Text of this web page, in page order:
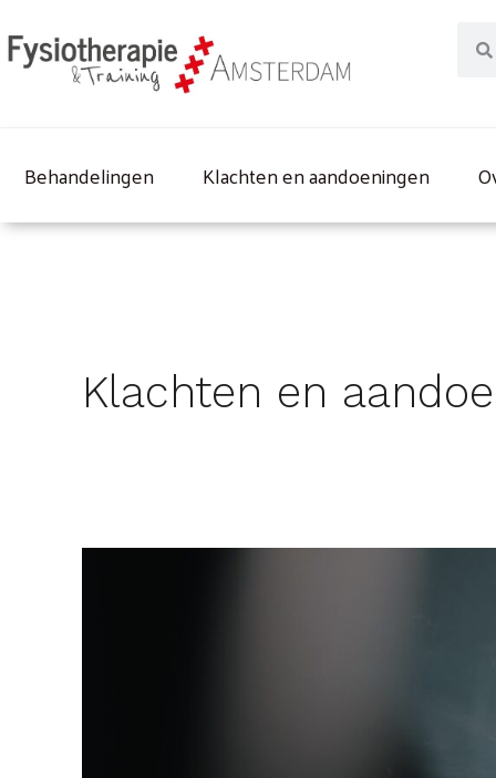
naar
Behandelingen Klachten en aandoeningen
Klachten en